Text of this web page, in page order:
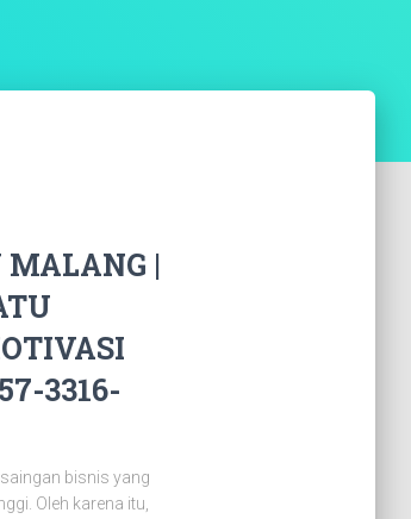
|
3316-
bisnis yang
Oleh karena itu,